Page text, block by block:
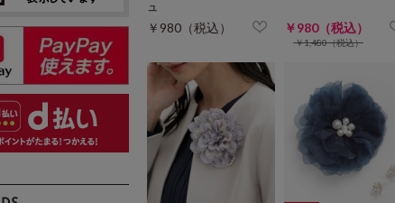
ュ
￥980（税込） ￥980（税込）
￥1,480（税込）